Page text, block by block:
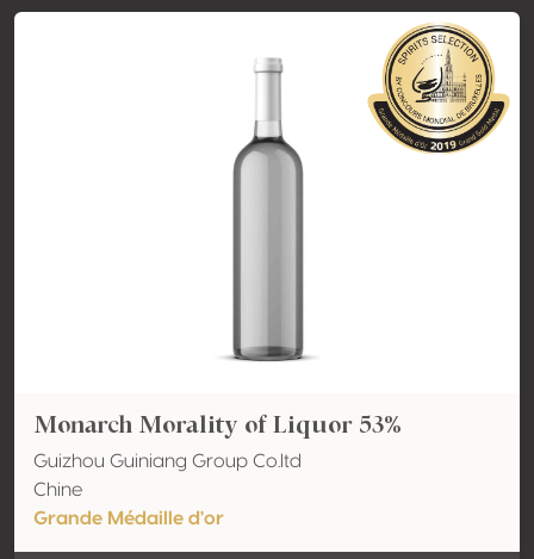
Monarch Morality of Liquor 53%
Guizhou Guiniang Group Co.ltd
Chine
Grande Médaille d'or